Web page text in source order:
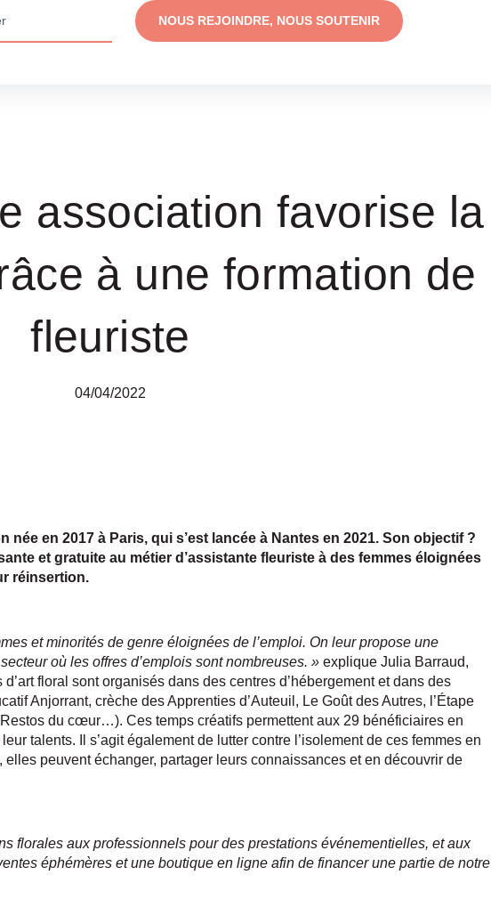
NOUS REJOINDRE, NOUS SOUTENIR
association favorise la
à une formation de
fleuriste
04/04/2022
née en 2017 à Paris, qui s’est lancée à Nantes en 2021. Son objectif ?
et gratuite au métier d’assistante fleuriste à des femmes éloignées
réinsertion.
et minorités de genre éloignées de l’emploi. On leur propose une
où les offres d’emplois sont nombreuses. » explique Julia Barraud,
floral sont organisés dans des centres d’hébergement et dans des
Anjorrant, crèche des Apprenties d’Auteuil, Le Goût des Autres, l’Étape
du cœur…). Ces temps créatifs permettent aux 29 bénéficiaires en
talents. Il s’agit également de lutter contre l’isolement de ces femmes en
elles peuvent échanger, partager leurs connaissances et en découvrir de
florales aux professionnels pour des prestations événementielles, et aux
éphémères et une boutique en ligne afin de financer une partie de notre